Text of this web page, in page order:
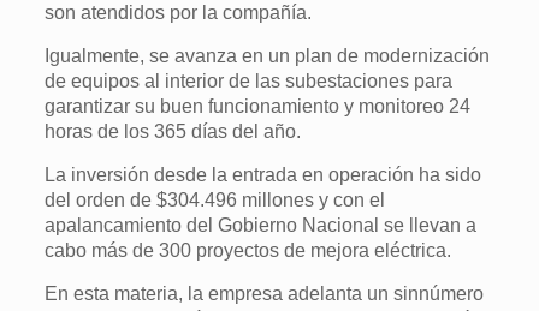
son atendidos por la compañía.
Igualmente, se avanza en un plan de modernización
de equipos al interior de las subestaciones para
garantizar su buen funcionamiento y monitoreo 24
horas de los 365 días del año.
La inversión desde la entrada en operación ha sido
del orden de $304.496 millones y con el
apalancamiento del Gobierno Nacional se llevan a
cabo más de 300 proyectos de mejora eléctrica.
En esta materia, la empresa adelanta un sinnúmero